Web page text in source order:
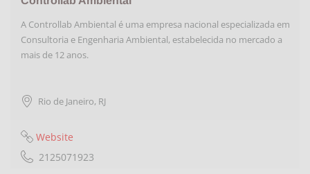
A Controllab Ambiental é uma empresa nacional especializada em
Consultoria e Engenharia Ambiental, estabelecida no mercado a
mais de 12 anos.
Rio de Janeiro, RJ
Website
2125071923